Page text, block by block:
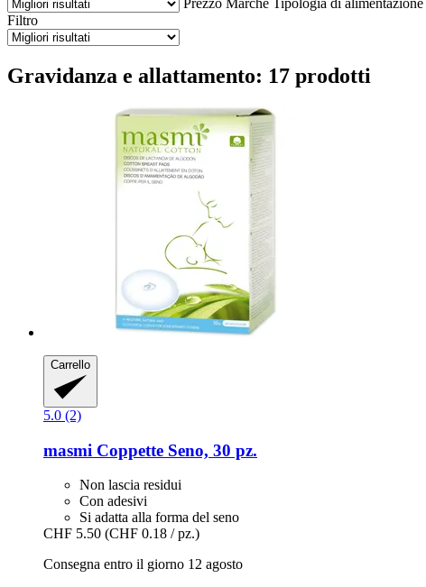
Filtro
Gravidanza e allattamento: 17 prodotti
Carrello
5.0 (2)
masmi Coppette Seno, 30 pz.
Non lascia residui
Con adesivi
Si adatta alla forma del seno
CHF 5.50 (CHF 0.18 / pz.)
Consegna entro il giorno 12 agosto